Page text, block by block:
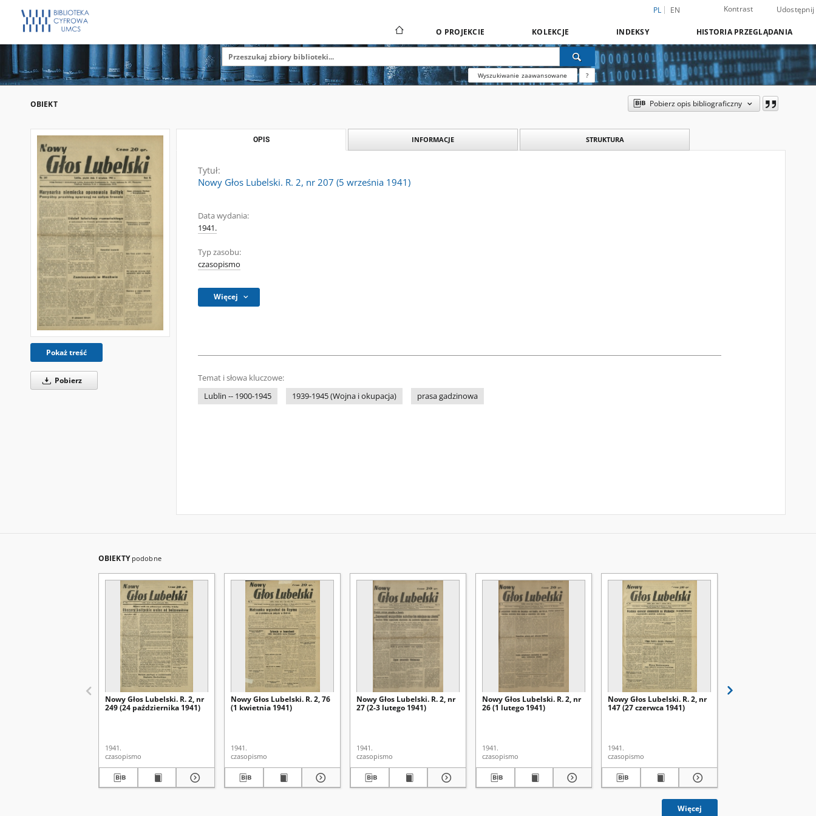
PL EN Kontrast Udostępnij
O PROJEKCIE KOLEKCJE INDEKSY HISTORIA PRZEGLĄDANIA
Wyszukiwanie zaawansowane ?
OBIEKT Pobierz opis bibliograficzny
Pokaż treść
Pobierz
OPIS INFORMACJE STRUKTURA
Tytuł:
Nowy Głos Lubelski. R. 2, nr 207 (5 września 1941)
Data wydania:
1941.
Typ zasobu:
czasopismo
Więcej
Temat i słowa kluczowe:
Lublin -- 1900-1945
1939-1945 (Wojna i okupacja) prasa gadzinowa
OBIEKTY podobne
Nowy Głos Lubelski. R. 2, nr
249 (24 października 1941)
1941.
czasopismo
Nowy Głos Lubelski. R. 2, 76
(1 kwietnia 1941)
1941.
czasopismo
Nowy Głos Lubelski. R. 2, nr
27 (2-3 lutego 1941)
1941.
czasopismo
Nowy Głos Lubelski. R. 2, nr
26 (1 lutego 1941)
1941.
czasopismo
Nowy Głos Lubelski. R. 2, nr
147 (27 czerwca 1941)
1941.
czasopismo
Więcej